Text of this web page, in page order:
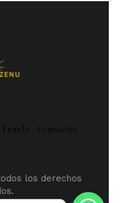
Tienda Contacto
los derechos